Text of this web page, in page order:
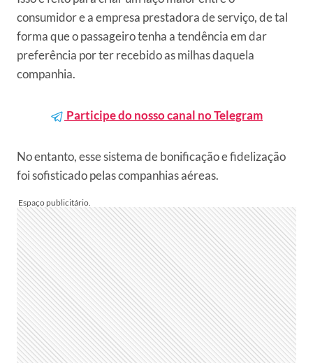
consumidor e a empresa prestadora de serviço, de tal
forma que o passageiro tenha a tendência em dar
preferência por ter recebido as milhas daquela
companhia.
Participe do nosso canal no Telegram
No entanto, esse sistema de bonificação e fidelização
foi sofisticado pelas companhias aéreas.